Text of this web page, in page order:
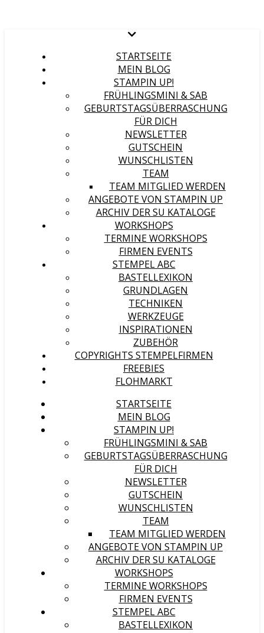
STARTSEITE
MEIN BLOG
STAMPIN UP!
FRÜHLINGSMINI & SAB
GEBURTSTAGSÜBERRASCHUNG
FÜR DICH
NEWSLETTER
GUTSCHEIN
WUNSCHLISTEN
TEAM
TEAM MITGLIED WERDEN
ANGEBOTE VON STAMPIN UP
ARCHIV DER SU KATALOGE
WORKSHOPS
TERMINE WORKSHOPS
FIRMEN EVENTS
STEMPEL ABC
BASTELLEXIKON
GRUNDLAGEN
TECHNIKEN
WERKZEUGE
INSPIRATIONEN
ZUBEHÖR
COPYRIGHTS STEMPELFIRMEN
FREEBIES
FLOHMARKT
STARTSEITE
MEIN BLOG
STAMPIN UP!
FRÜHLINGSMINI & SAB
GEBURTSTAGSÜBERRASCHUNG
FÜR DICH
NEWSLETTER
GUTSCHEIN
WUNSCHLISTEN
TEAM
TEAM MITGLIED WERDEN
ANGEBOTE VON STAMPIN UP
ARCHIV DER SU KATALOGE
WORKSHOPS
TERMINE WORKSHOPS
FIRMEN EVENTS
STEMPEL ABC
BASTELLEXIKON